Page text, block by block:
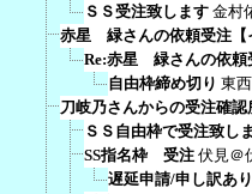
ＳＳ受注致します 金村
赤星 緑さんの依頼受注【
Re:赤星 緑さんの依頼
自由枠締め切り 東
刀岐乃さんからの受注確
ＳＳ自由枠で受注致し
SS指名枠 受注 伏見＠
遅延申請/申し訳あ